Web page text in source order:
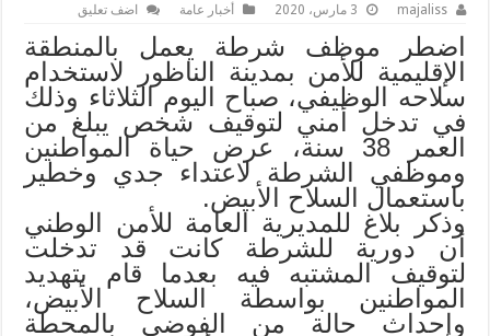
majaliss 3 مارس، 2020 أخبار عامة اضف تعليق
اضطر موظف شرطة يعمل بالمنطقة
الإقليمية للأمن بمدينة الناظور لاستخدام
سلاحه الوظيفي، صباح اليوم الثلاثاء وذلك
في تدخل أمني لتوقيف شخص يبلغ من
العمر 38 سنة، عرض حياة المواطنين
وموظفي الشرطة لاعتداء جدي وخطير
باستعمال السلاح الأبيض.
وذكر بلاغ للمديرية العامة للأمن الوطني
أن دورية للشرطة كانت قد تدخلت
لتوقيف المشتبه فيه بعدما قام بتهديد
المواطنين بواسطة السلاح الأبيض،
وإحداث حالة من الفوضى بالمحطة